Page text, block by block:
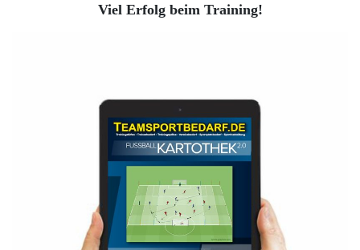
Viel Erfolg beim Training!